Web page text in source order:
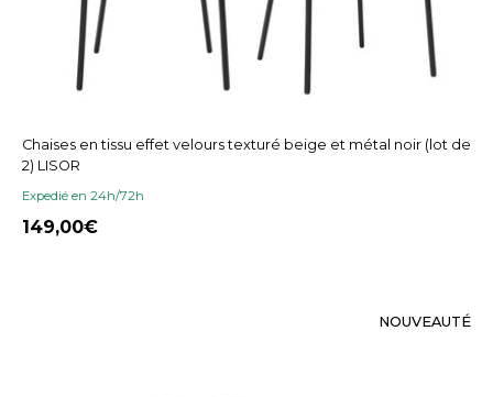
Chaises en tissu effet velours texturé beige et métal noir (lot de
2) LISOR
Expedié en 24h/72h
149,00
NOUVEAUTÉ